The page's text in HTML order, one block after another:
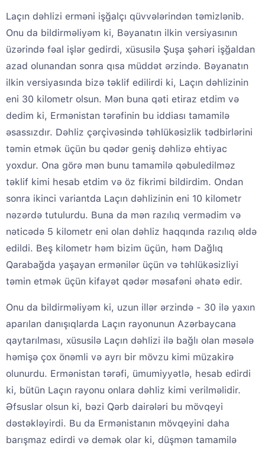
Laçın dəhlizi erməni işğalçı qüvvələrindən təmizlənib.
Onu da bildirməliyəm ki, Bəyanatın ilkin versiyasının
üzərində fəal işlər gedirdi, xüsusilə Şuşa şəhəri işğaldan
azad olunandan sonra qısa müddət ərzində. Bəyanatın
ilkin versiyasında bizə təklif edilirdi ki, Laçın dəhlizinin
eni 30 kilometr olsun. Mən buna qəti etiraz etdim və
dedim ki, Ermənistan tərəfinin bu iddiası tamamilə
əsassızdır. Dəhliz çərçivəsində təhlükəsizlik tədbirlərini
təmin etmək üçün bu qədər geniş dəhlizə ehtiyac
yoxdur. Ona görə mən bunu tamamilə qəbuledilməz
təklif kimi hesab etdim və öz fikrimi bildirdim. Ondan
sonra ikinci variantda Laçın dəhlizinin eni 10 kilometr
nəzərdə tutulurdu. Buna da mən razılıq vermədim və
nəticədə 5 kilometr eni olan dəhliz haqqında razılıq əldə
edildi. Beş kilometr həm bizim üçün, həm Dağlıq
Qarabağda yaşayan ermənilər üçün və təhlükəsizliyi
təmin etmək üçün kifayət qədər məsafəni əhatə edir.
Onu da bildirməliyəm ki, uzun illər ərzində - 30 ilə yaxın
aparılan danışıqlarda Laçın rayonunun Azərbaycana
qaytarılması, xüsusilə Laçın dəhlizi ilə bağlı olan məsələ
həmişə çox önəmli və ayrı bir mövzu kimi müzakirə
olunurdu. Ermənistan tərəfi, ümumiyyətlə, hesab edirdi
ki, bütün Laçın rayonu onlara dəhliz kimi verilməlidir.
Əfsuslar olsun ki, bəzi Qərb dairələri bu mövqeyi
dəstəkləyirdi. Bu da Ermənistanın mövqeyini daha
barışmaz edirdi və demək olar ki, düşmən tamamilə